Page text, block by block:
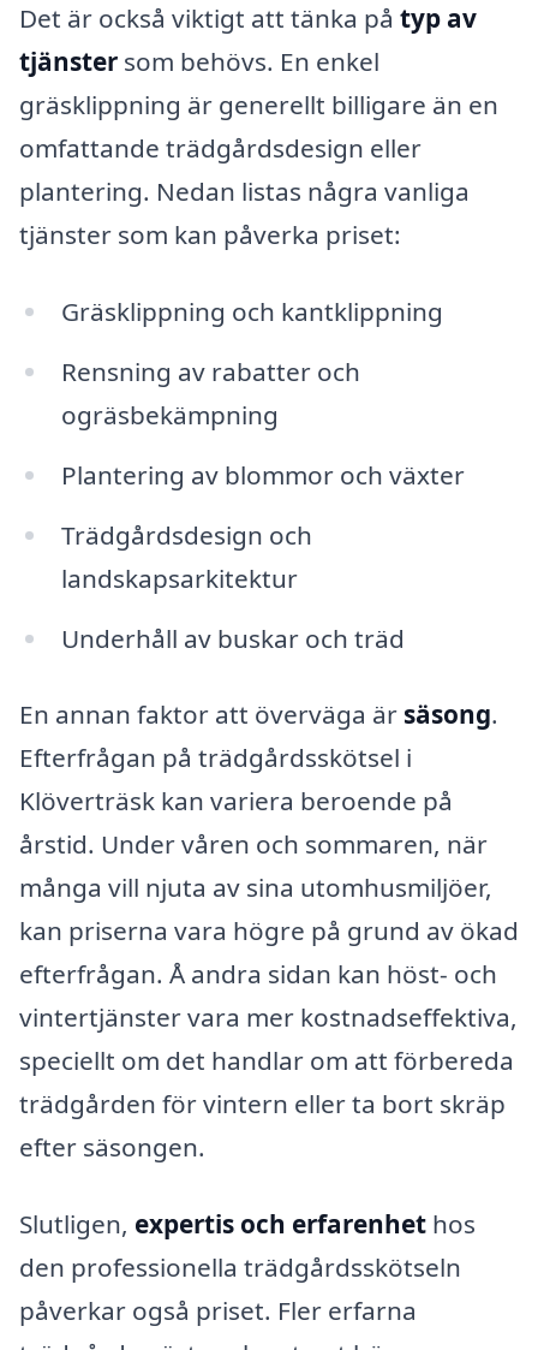
Det är också viktigt att tänka på typ av
tjänster som behövs. En enkel
gräsklippning är generellt billigare än en
omfattande trädgårdsdesign eller
plantering. Nedan listas några vanliga
tjänster som kan påverka priset:
Gräsklippning och kantklippning
Rensning av rabatter och
ogräsbekämpning
Plantering av blommor och växter
Trädgårdsdesign och
landskapsarkitektur
Underhåll av buskar och träd
En annan faktor att överväga är säsong.
Efterfrågan på trädgårdsskötsel i
Klöverträsk kan variera beroende på
årstid. Under våren och sommaren, när
många vill njuta av sina utomhusmiljöer,
kan priserna vara högre på grund av ökad
efterfrågan. Å andra sidan kan höst- och
vintertjänster vara mer kostnadseffektiva,
speciellt om det handlar om att förbereda
trädgården för vintern eller ta bort skräp
efter säsongen.
Slutligen, expertis och erfarenhet hos
den professionella trädgårdsskötseln
påverkar også priset. Fler erfarna